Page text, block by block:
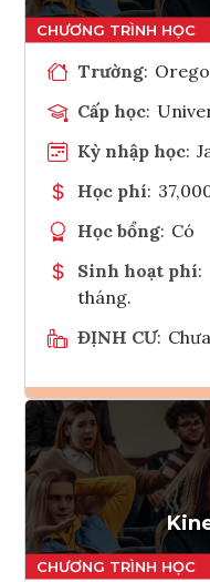
Trường:
Cấp học:
Kỳ nhập học:
Học phí:
Học bổng: Có
Sinh hoạt phí:
tháng.
ĐỊNH CƯ: